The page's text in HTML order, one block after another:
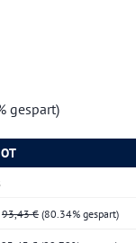
gespart)
93,43 € (80.34% gespart)